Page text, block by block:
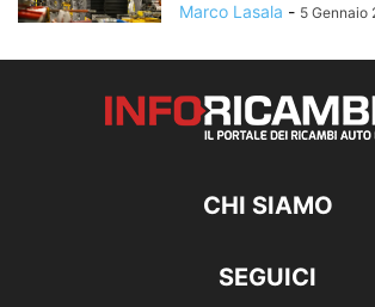
Marco Lasala - 5 Gennaio
CHI SIAMO
SEGUICI